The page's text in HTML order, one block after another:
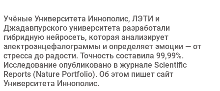
Торговые сети
Оборудование
ПО
Outsourcing
Кадры
Регулирование
Учёные Университета Иннополис, ЛЭТИ и
Джадавпурского университета разработали
гибридную нейросеть, которая анализирует
электроэнцефалограммы и определяет эмоции — от
стресса до радости. Точность составила 99,99%.
Исследование опубликовано в журнале Scientific
Reports (Nature Portfolio). Об этом пишет сайт
Университета Иннополис.